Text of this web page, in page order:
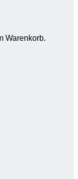
Warenkorb.